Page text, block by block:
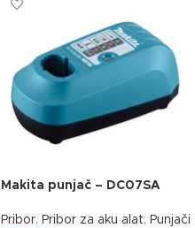
Makita punjač – DC07SA
Pribor, Pribor za aku alat, Punjači